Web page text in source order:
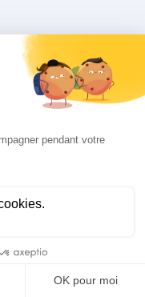
FR
Bjorg pour les pros
confidentialité
produits sur le site
site. Switch to a production